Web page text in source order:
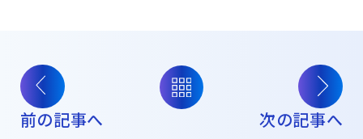
前の記事へ 次の記事へ